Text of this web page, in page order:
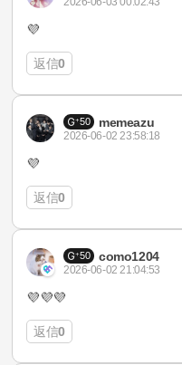
💜
返信0
50 memeazu
2026-06-02 23:58:18
💜
返信0
50 como1204
2026-06-02 21:04:53
💜💜💜
返信0